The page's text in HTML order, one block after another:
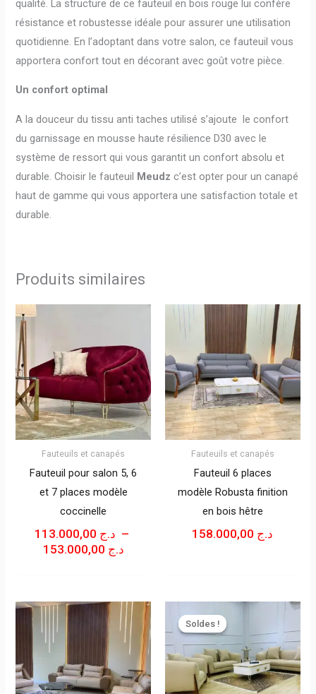
qualité. La structure de ce fauteuil en bois rouge lui confère
résistance et robustesse idéale pour assurer une utilisation
quotidienne. En l’adoptant dans votre salon, ce fauteuil vous
apportera confort tout en décorant avec goût votre pièce.
Un confort optimal
A la douceur du tissu anti taches utilisé s’ajoute le confort
du garnissage en mousse haute résilience D30 avec le
système de ressort qui vous garantit un confort absolu et
durable. Choisir le fauteuil Meudzc’est opter pour un canapé
haut de gamme qui vous apportera une satisfaction totale et
durable.
Produits similaires
Fauteuils et canapés
Fauteuil pour salon 5, 6
et 7 places modèle
coccinelle
د.ج –
د.ج
PRIX :
د.ج 113.000,00
À
د.ج 153.000,00
Fauteuils et canapés
Fauteuil 6 places
modèle Robusta finition
en bois hêtre
د.ج
Soldes !
Soldes !
INITIAL
ÉTAIT :
EST :